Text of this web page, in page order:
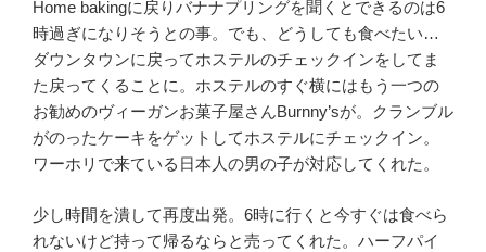
Home bakingに戻りバナナプリングを聞くとできるのは6
時過ぎになりそうとの事。でも、どうしても食べたい…
ダウンタウンに戻ってホステルのチェックインをしてま
た戻ってくることに。ホステルのすぐ横にはもう一つの
お勧めのヴィーガンお菓子屋さんBurnny’sが。クランブル
がのったケーキをゲットしてホステルにチェックイン。
ワーホリで来ている日本人の男の子が対応してくれた。
少し時間を潰して再度出発。6時に行くと今すぐは食べら
れないけど持って帰るならと売ってくれた。ハーフパイ